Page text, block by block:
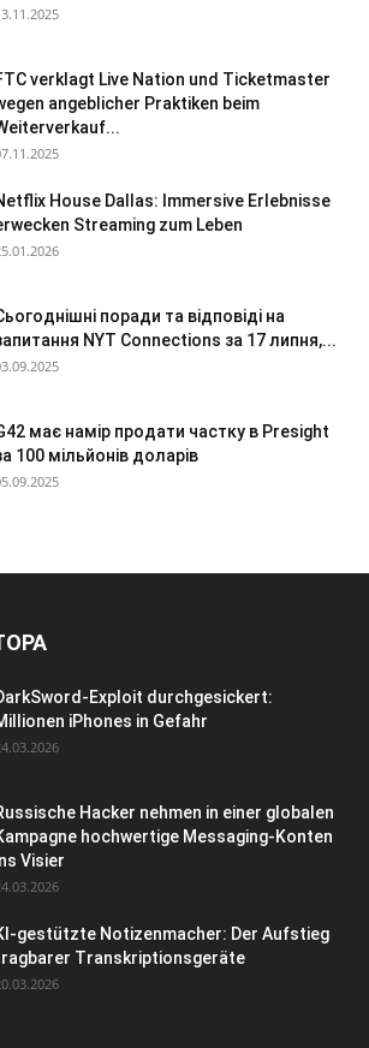
verklagt Live Nation und Ticketmaster
angeblicher Praktiken beim
House Dallas: Immersive Erlebnisse
Streaming zum Leben
поради та відповіді на
NYT Connections за 17 липня,...
має намір продати частку в Presight
100 мільйонів доларів
Exploit durchgesickert:
iPhones in Gefahr
Hacker nehmen in einer globalen
hochwertige Messaging-Konten
Visier
gestützte Notizenmacher: Der Aufstieg
Transkriptionsgeräte